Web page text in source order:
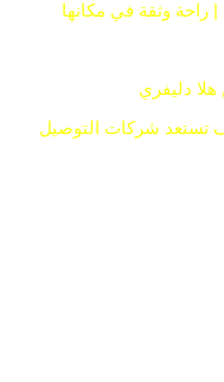
راحة وثقة في مكانها
دليفري
تستعد شركات التوصيل